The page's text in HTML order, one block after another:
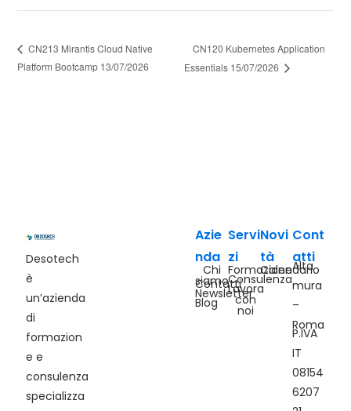
CN213 Mirantis Cloud Native
Platform Bootcamp 13/07/2026
CN120 Kubernetes Application
Essentials 15/07/2026
Desotech
è
un’azienda
di
formazion
e e
consulenza
specializza
Azie
nda
Chi
siamo
Contatti
Newsletter
Blog
Servi
zi
Formazione
Consulenza
Lavora
con
noi
Novi
tà
Calendario
Cont
atti
Alta
mura
–
Roma
P.IVA
IT
08154
6207